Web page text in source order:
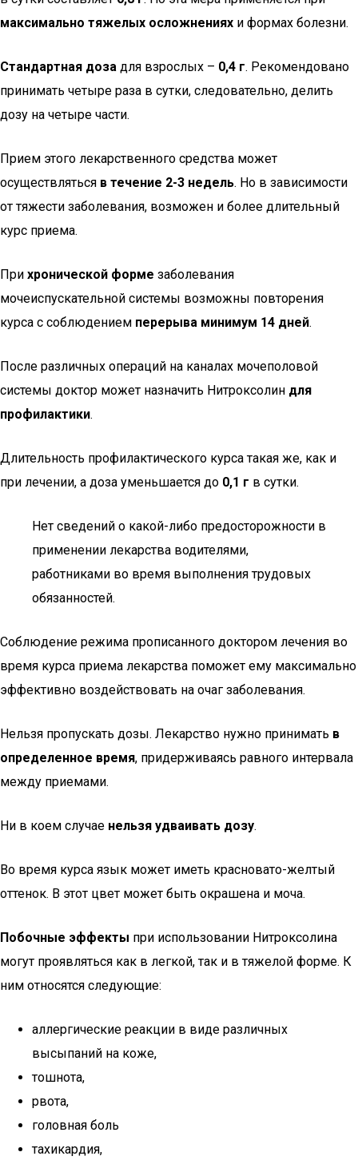
максимально тяжелых осложнениях и формах болезни.
Стандартная доза для взрослых – 0,4 г. Рекомендовано
принимать четыре раза в сутки, следовательно, делить
дозу на четыре части.
Прием этого лекарственного средства может
осуществляться в течение 2-3 недель. Но в зависимости
от тяжести заболевания, возможен и более длительный
курс приема.
При хронической форме заболевания
мочеиспускательной системы возможны повторения
курса с соблюдением перерыва минимум 14 дней.
После различных операций на каналах мочеполовой
системы доктор может назначить Нитроксолин для
профилактики.
Длительность профилактического курса такая же, как и
при лечении, а доза уменьшается до 0,1 г в сутки.
Нет сведений о какой-либо предосторожности в
применении лекарства водителями,
работниками во время выполнения трудовых
обязанностей.
Соблюдение режима прописанного доктором лечения во
время курса приема лекарства поможет ему максимально
эффективно воздействовать на очаг заболевания.
Нельзя пропускать дозы. Лекарство нужно принимать в
определенное время, придерживаясь равного интервала
между приемами.
Ни в коем случае нельзя удваивать дозу.
Во время курса язык может иметь красновато-желтый
оттенок. В этот цвет может быть окрашена и моча.
Побочные эффекты при использовании Нитроксолина
могут проявляться как в легкой, так и в тяжелой форме. К
ним относятся следующие:
аллергические реакции в виде различных
высыпаний на коже,
тошнота,
рвота,
головная боль
тахикардия,